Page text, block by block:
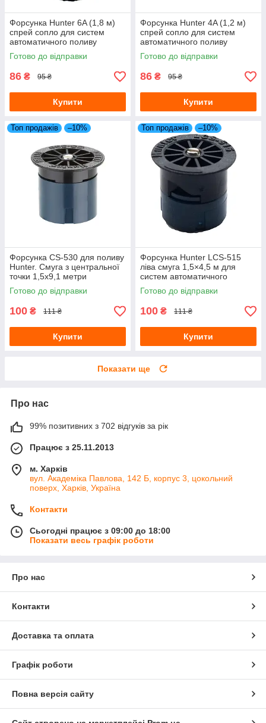
Форсунка Hunter 6A (1,8 м)
спрей сопло для систем
автоматичного поливу
Готово до відправки
86 ₴ 95 ₴
Купити
Форсунка Hunter 4A (1,2 м)
спрей сопло для систем
автоматичного поливу
Готово до відправки
86 ₴ 95 ₴
Купити
Топ продажів –10%
Форсунка CS-530 для поливу
Hunter. Смуга з центральної
точки 1,5х9,1 метри
Готово до відправки
100 ₴ 111 ₴
Купити
Топ продажів –10%
Форсунка Hunter LCS-515
ліва смуга 1,5×4,5 м для
систем автоматичного
поливу
Готово до відправки
100 ₴ 111 ₴
Купити
Показати ще
Про нас
99% позитивних з 702 відгуків за рік
Працює з 25.11.2013
м. Харків
вул. Академіка Павлова, 142 Б, корпус 3, цокольний
поверх, Харків, Україна
Контакти
Сьогодні працює з 09:00 до 18:00
Показати весь графік роботи
Про нас
Контакти
Доставка та оплата
Графік роботи
Повна версія сайту